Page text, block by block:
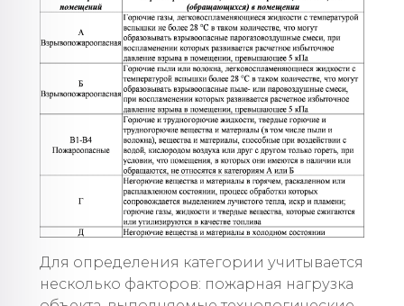
Для определения категории учитывается
несколько факторов: пожарная нагрузка